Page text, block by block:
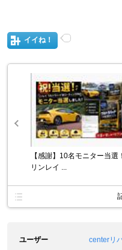
イイね！
【感謝】10名モニター当選！
リンレイ ...
ユーザー centerリ